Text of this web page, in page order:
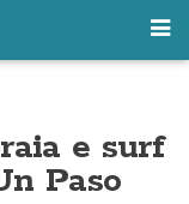
e surf
Paso